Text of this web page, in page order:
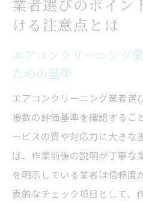
業者選びのポイン
ける注意点とは
エアコンクリーニング
ための基準
エアコンクリーニング業者選
複数の評価基準を確認するこ
ービスの質や対応力に大きな
ば、作業前後の説明が丁寧な
を明示している業者は信頼度
表的なチェック項目として、